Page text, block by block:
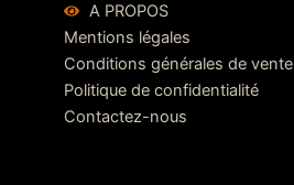
A PROPOS
Mentions légales
Conditions générales de vente
Politique de confidentialité
Contactez-nous